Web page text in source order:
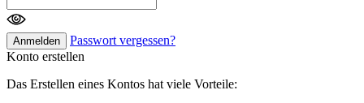
Anmelden
Passwort vergessen?
Konto erstellen
Das Erstellen eines Kontos hat viele Vorteile: